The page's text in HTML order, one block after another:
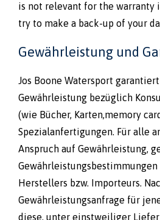
is not relevant for the warranty
try to make a back-up of your
Gewährleistung und
Jos Boone Watersport
Gewährleistung bezüglich
(wie Bücher, Karten,memory
Spezialanfertigungen. Für alle
Anspruch auf Gewährleistung,
Herstellers bzw. Importeurs.
Gewährleistungsanfrage für
diese, unter einstweiliger